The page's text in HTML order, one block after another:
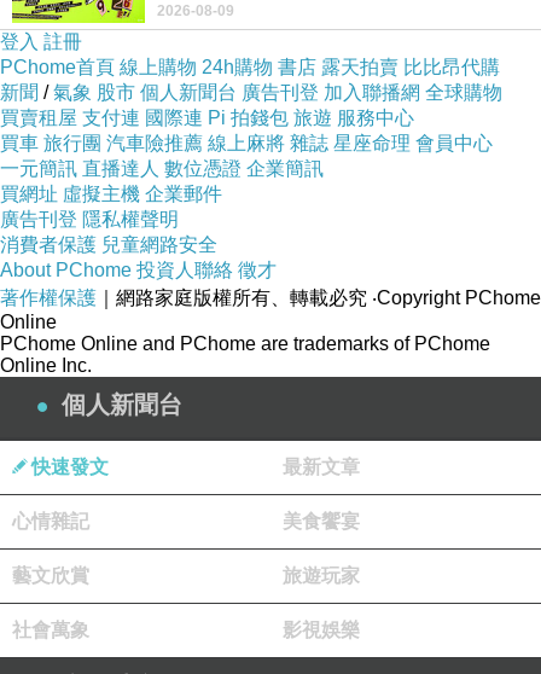
劇: 小田切讓 主演: 小田切讓
2026-08-09
登入 註冊
PChome首頁 線上購物 24h購物 書店 露天拍賣 比比昂代購
新聞 /氣象 股市 個人新聞台 廣告刊登 加入聯播網 全球購物
買賣租屋 支付連 國際連 Pi 拍錢包 旅遊 服務中心
買車 旅行團 汽車險推薦 線上麻將 雜誌 星座命理 會員中心
一元簡訊 直播達人 數位憑證 企業簡訊
買網址 虛擬主機 企業郵件
廣告刊登 隱私權聲明
消費者保護 兒童網路安全
About PChome 投資人聯絡 徵才
著作權保護 ｜網路家庭版權所有、轉載必究 ‧Copyright PChome
Online
PChome Online and PChome are trademarks of PChome
Online Inc.
個人新聞台
快速發文 最新文章
心情雜記 美食饗宴
藝文欣賞 旅遊玩家
社會萬象 影視娛樂